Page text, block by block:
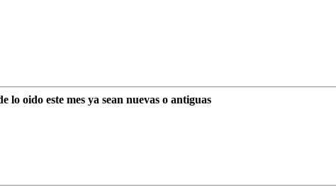
lo oido este mes ya sean nuevas o antiguas